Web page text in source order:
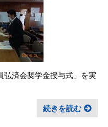
済会奨学金授与式」を実
続きを読む